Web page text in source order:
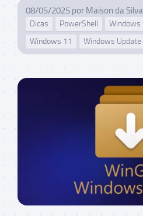
08/05/2025 por Maison da Silva
Dicas PowerShell Windows
Windows 11
Windows Update